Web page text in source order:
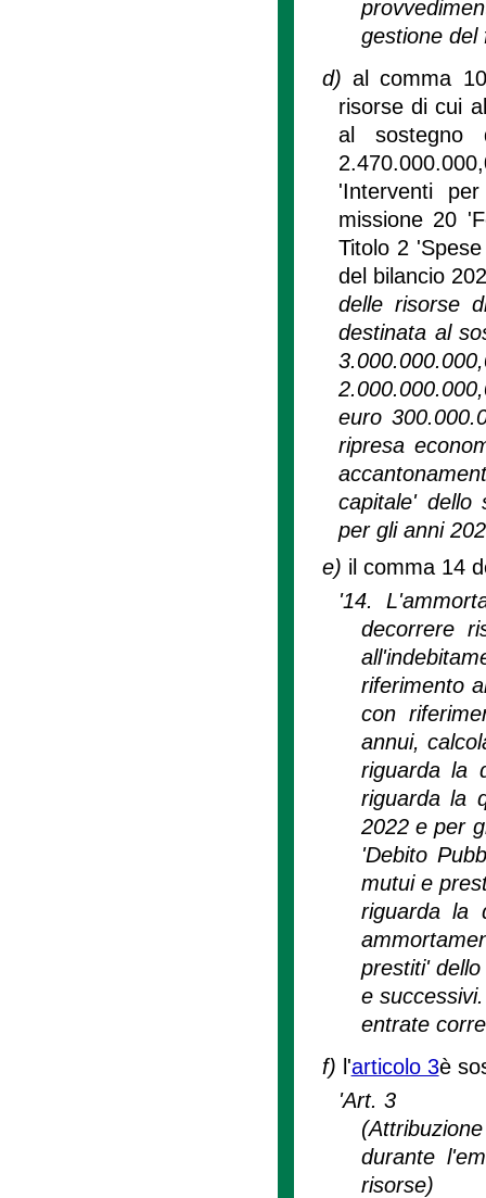
gestione del
d) al comma
risorse di cui
al sostegno
'Interventi
missione 20
Titolo 2
del bilancio
delle risorse
destinata al
euro
ripresa
capitale' dello
per gli anni
e) il comma 14
'14.
decorrere
riferimento
con
annui,
riguarda la
riguarda la
2022 e per
'Debito
mutui e
riguarda la
prestiti'
e
entrate
f) l'articolo 3è
'Art. 3
durante
risorse)